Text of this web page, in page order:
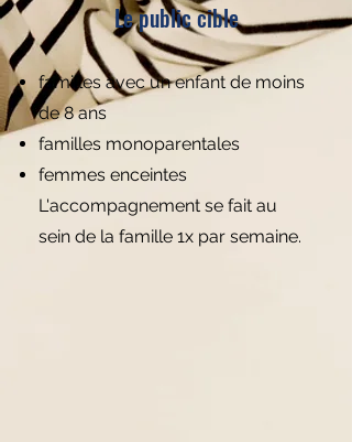
Le public cible
familles avec un enfant de moins
de 8 ans
familles monoparentales
femmes enceintes
L'accompagnement se fait au
sein de la famille 1x par semaine.